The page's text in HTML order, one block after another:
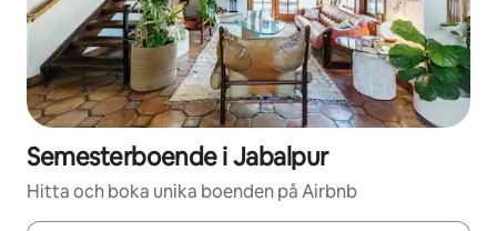
Semesterboende i Jabalpur
Hitta och boka unika boenden på Airbnb